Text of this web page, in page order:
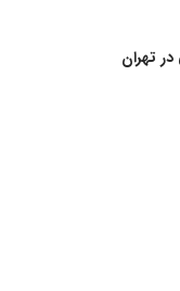
تهران